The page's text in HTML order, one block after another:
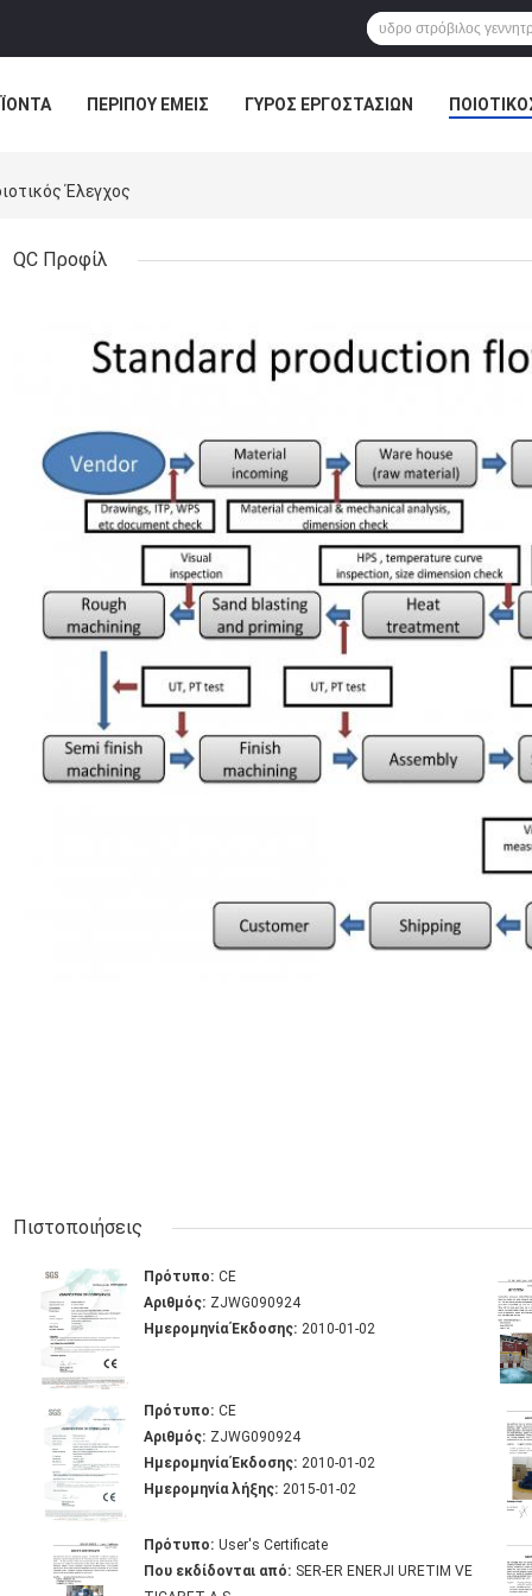
ΠΕΡΊΠΟΥ ΕΜΕΊΣ ΓΎΡΟΣ ΕΡΓΟΣΤΑΣΊΩΝ
Έλεγχος
QC Προφίλ
Πιστοποιήσεις
Πρότυπο: CE
Αριθμός: ZJWG090924
Ημερομηνία Έκδοσης: 2010-01-02
Πρότυπο: CE
Αριθμός: ZJWG090924
Ημερομηνία Έκδοσης: 2010-01-02
Ημερομηνία λήξης: 2015-01-02
Πρότυπο: User's Certificate
Που εκδίδονται από: SER-ER ENERJI URETIM VE